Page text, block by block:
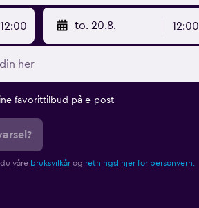
12:00 to. 20.8. 12:00
favorittilbud på e-post
våre bruksvilkårog retningslinjer for personvern.